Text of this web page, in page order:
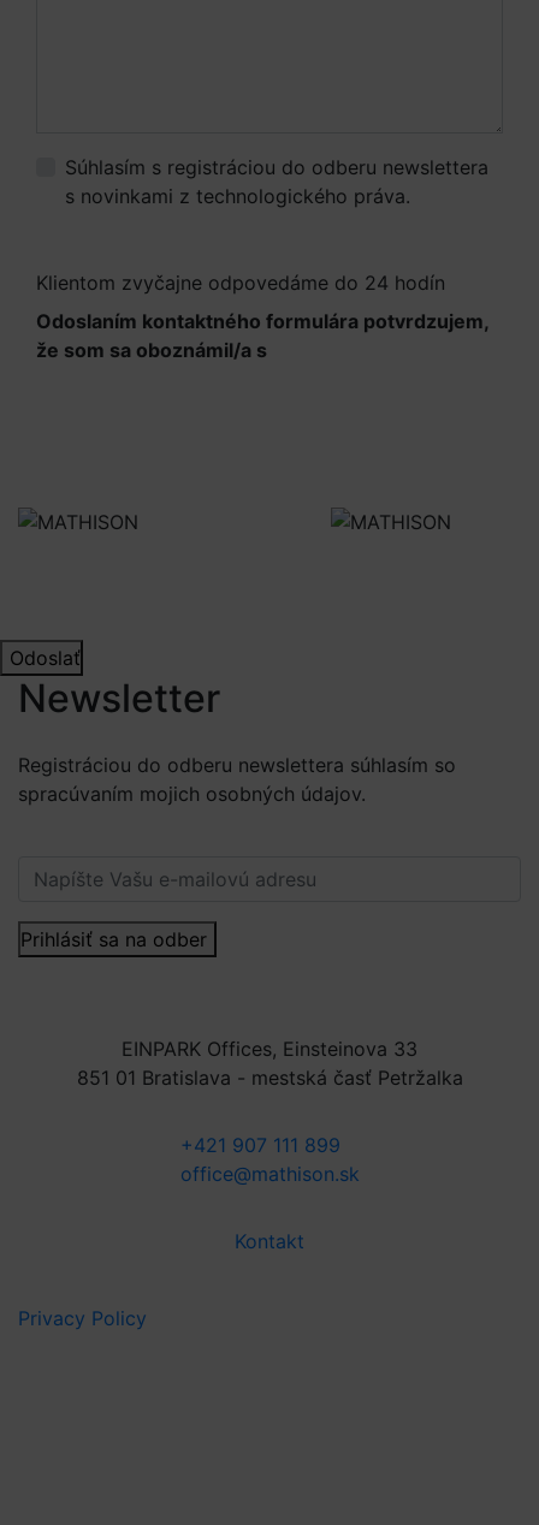
Súhlasím s registráciou do odberu newslettera
s novinkami z technologického práva.
Klientom zvyčajne odpovedáme do 24 hodín
Odoslaním kontaktného formulára potvrdzujem,
že som sa oboznámil/a s
Odoslať
Newsletter
Registráciou do odberu newslettera súhlasím so
spracúvaním mojich osobných údajov.
Prihlásiť sa na odber
EINPARK Offices, Einsteinova 33
851 01 Bratislava - mestská časť Petržalka
+421 907 111 899
office@mathison.sk
Kontakt
Privacy Policy